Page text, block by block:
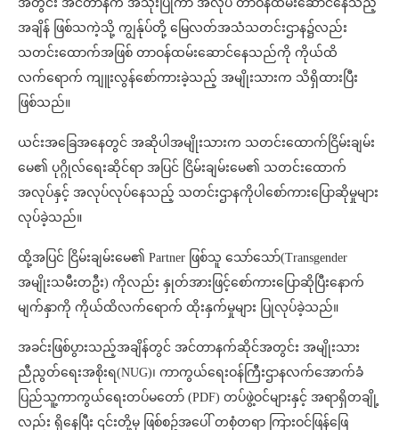
အတွင်း အင်တာနက် အသုံးပြုကာ အလုပ် တာဝန်ထမ်းဆောင်နေသည့်
အချိန် ဖြစ်သကဲ့သို့ ကျွန်ုပ်တို့ မြေလတ်အသံသတင်းဌာန၌လည်း
သတင်းထောက်အဖြစ် တာဝန်ထမ်းဆောင်နေသည်ကို ကိုယ်ထိ
လက်ရောက် ကျူးလွန်စော်ကားခဲ့သည့် အမျိုးသားက သိရှိထားပြီး
ဖြစ်သည်။
ယင်းအခြေအနေတွင် အဆိုပါအမျိုးသားက သတင်းထောက်ငြိမ်းချမ်း
မေ၏ ပုဂ္ဂိုလ်ရေးဆိုင်ရာ အပြင် ငြိမ်းချမ်းမေ၏ သတင်းထောက်
အလုပ်နှင့် အလုပ်လုပ်နေသည့် သတင်းဌာနကိုပါစော်ကားပြောဆိုမှုများ
လုပ်ခဲ့သည်။
ထို့အပြင် ငြိမ်းချမ်းမေ၏ Partner ဖြစ်သူ သော်သော်(Transgender
အမျိုးသမီးတဦး) ကိုလည်း နှုတ်အားဖြင့်စော်ကားပြောဆိုပြီးနောက်
မျက်နှာကို ကိုယ်ထိလက်ရောက် ထိုးနှက်မှုများ ပြုလုပ်ခဲ့သည်။
အခင်းဖြစ်ပွားသည့်အချိန်တွင် အင်တာနက်ဆိုင်အတွင်း အမျိုးသား
ညီညွတ်ရေးအစိုးရ(NUG)၊ ကာကွယ်ရေးဝန်ကြီးဌာနလက်အောက်ခံ
ပြည်သူ့ကာကွယ်ရေးတပ်မတော် (PDF) တပ်ဖွဲ့ဝင်များနှင့် အရာရှိတချို့
လည်း ရှိနေပြီး ၎င်းတို့မှ ဖြစ်စဥ်အပေါ် တစုံတရာ ကြားဝင်ဖြန်ဖြေ